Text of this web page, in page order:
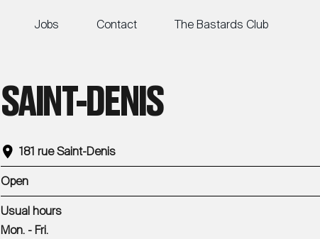
Jobs Contact The Bastards Club
SAINT-DENIS
181 rue Saint-Denis
Open
Usual hours
Mon. - Fri.